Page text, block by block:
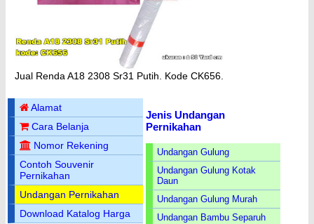
Jual Renda A18 2308 Sr31 Putih. Kode CK656.
Alamat
Cara Belanja
Nomor Rekening
Contoh Souvenir
Pernikahan
Undangan Pernikahan
Download Katalog Harga
Jenis Undangan
Pernikahan
Undangan Gulung
Undangan Gulung Kotak
Daun
Undangan Gulung Murah
Undangan Bambu Separuh